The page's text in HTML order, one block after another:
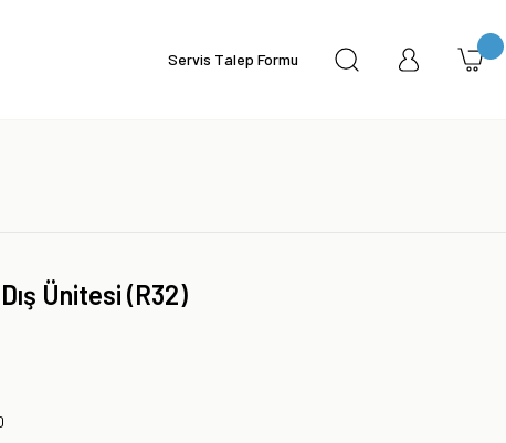
Servis Talep Formu
Ünitesi (R32)